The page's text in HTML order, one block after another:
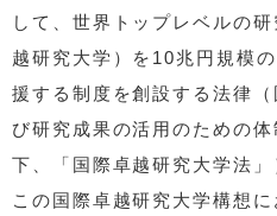
して、世界トップレベルの
越研究大学）を10兆円規模
援する制度を創設する法律
び研究成果の活用のための
下、「国際卓越研究大学法」
この国際卓越研究大学構想